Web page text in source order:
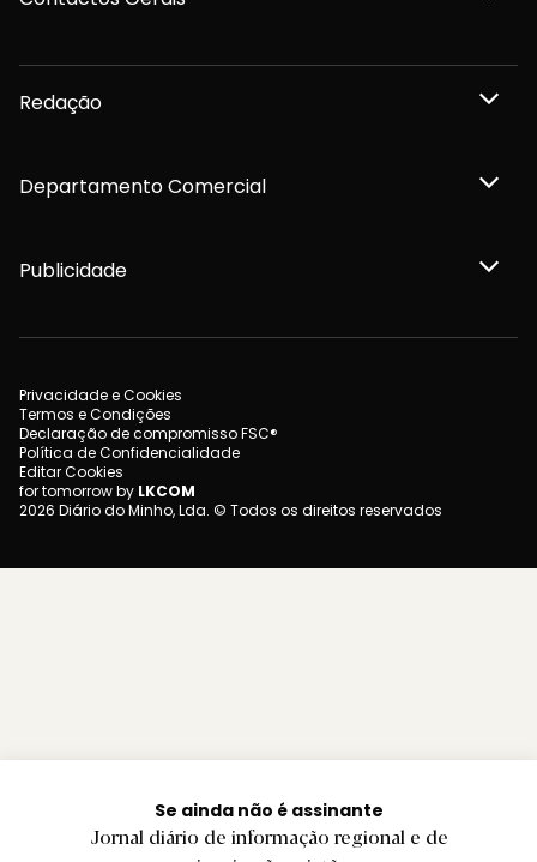
Se ainda não é assinante
Jornal diário de informação regional e de
Redação
Departamento Comercial
Publicidade
Privacidade e Cookies
Termos e Condições
Declaração de compromisso FSC®
Política de Confidencialidade
Editar Cookies
for tomorrow by LKCOM
2026 Diário do Minho, Lda. © Todos os direitos reservados